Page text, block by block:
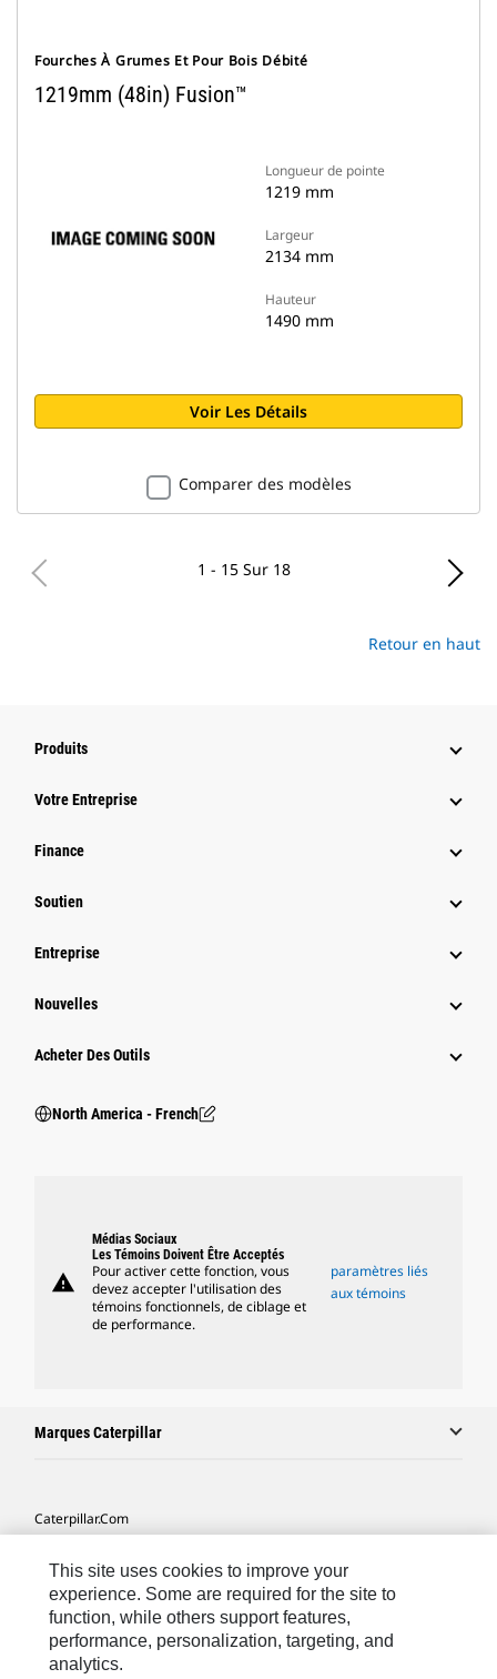
Fourches À Grumes Et Pour Bois Débité
1219mm (48in) Fusion™
Longueur de pointe
1219 mm
Largeur
2134 mm
Hauteur
1490 mm
Voir Les Détails
Comparer des modèles
1 - 15 Sur 18
Retour en haut
Produits
Votre Entreprise
Finance
Soutien
Entreprise
Nouvelles
Acheter Des Outils
North America - French
warning
Médias Sociaux
Les Témoins Doivent Être Acceptés
Pour activer cette fonction, vous
devez accepter l'utilisation des
témoins fonctionnels, de ciblage et
de performance.
paramètres liés
aux témoins
Marques Caterpillar
Caterpillar.com
Mes Préférences Marketing
Plan Du Site
Cookie Settings
This site uses cookies to improve your
experience. Some are required for the site to
function, while others support features,
performance, personalization, targeting, and
analytics.